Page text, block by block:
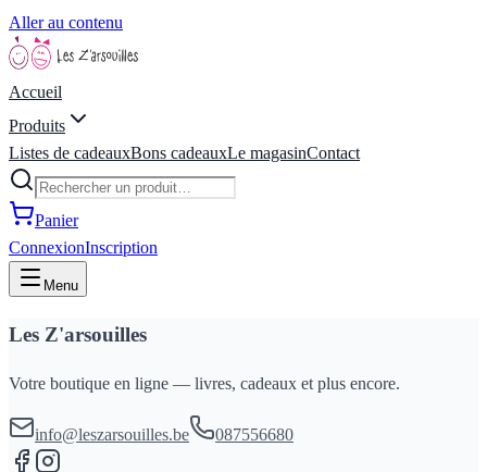
Aller au contenu
Accueil
Produits
Listes de cadeauxBons cadeauxLe magasinContact
Panier
ConnexionInscription
Menu
Les Z'arsouilles
Votre boutique en ligne — livres, cadeaux et plus encore.
info@leszarsouilles.be 087556680